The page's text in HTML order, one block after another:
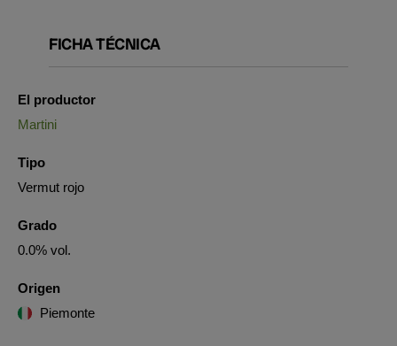
FICHA TÉCNICA
El productor
Martini
Tipo
Vermut rojo
Grado
0.0% vol.
Origen
Piemonte